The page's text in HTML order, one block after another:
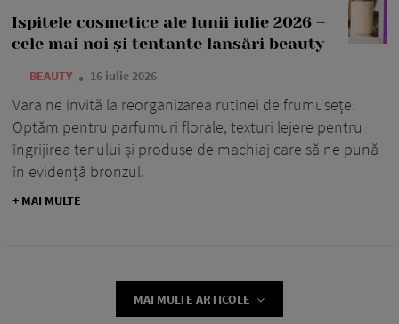
Ispitele cosmetice ale lunii iulie 2026 –
cele mai noi și tentante lansări beauty
— BEAUTY 16 iulie 2026
Vara ne invită la reorganizarea rutinei de frumusețe.
Optăm pentru parfumuri florale, texturi lejere pentru
îngrijirea tenului și produse de machiaj care să ne pună
în evidență bronzul.
+ MAI MULTE
MAI MULTE ARTICOLE